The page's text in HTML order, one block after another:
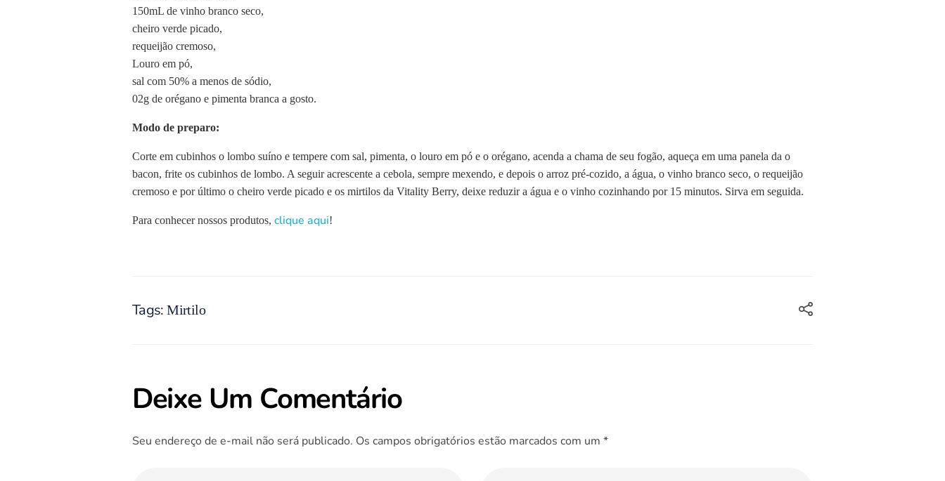
150mL de vinho branco seco,
cheiro verde picado,
requeijão cremoso,
Louro em pó,
sal com 50% a menos de sódio,
02g de orégano e pimenta branca a gosto.
Modo de preparo:
Corte em cubinhos o lombo suíno e tempere com sal, pimenta, o louro em pó e o orégano, acenda a chama de seu fogão, aqueça em uma panela da o
bacon, frite os cubinhos de lombo. A seguir acrescente a cebola, sempre mexendo, e depois o arroz pré-cozido, a água, o vinho branco seco, o requeijão
cremoso e por último o cheiro verde picado e os mirtilos da Vitality Berry, deixe reduzir a água e o vinho cozinhando por 15 minutos. Sirva em seguida.
Para conhecer nossos produtos, clique aqui!
Tags:Mirtilo
Deixe Um Comentário
Seu endereço de e-mail não será publicado. Os campos obrigatórios estão marcados com um *